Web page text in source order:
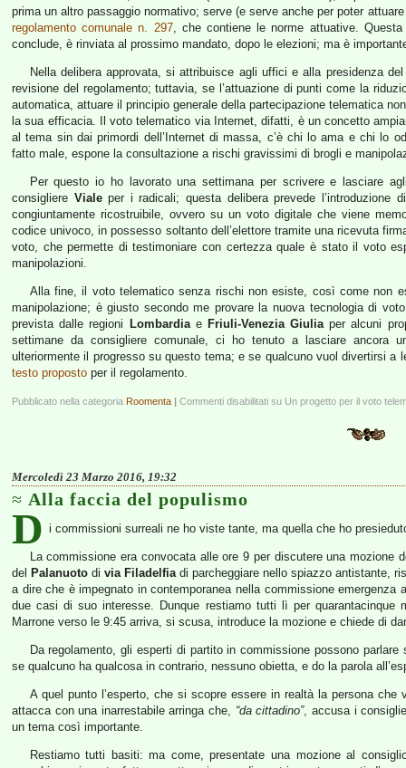
prima un altro passaggio normativo; serve (e serve anche per poter
regolamento comunale n. 297, che contiene le norme attuative.
conclude, è rinviata al prossimo mandato, dopo le elezioni; ma è
Nella delibera approvata, si attribuisce agli uffici e alla presidenza
revisione del regolamento; tuttavia, se l’attuazione di punti come la
automatica, attuare il principio generale della partecipazione telematica
la sua efficacia. Il voto telematico via Internet, difatti, è un concetto
al tema sin dai primordi dell’Internet di massa, c’è chi lo ama e chi lo
fatto male, espone la consultazione a rischi gravissimi di brogli e
Per questo io ho lavorato una settimana per scrivere e lasciare
consigliere Vialeper i radicali; questa delibera prevede l’introduzione
congiuntamente ricostruibile, ovvero su un voto digitale che viene
codice univoco, in possesso soltanto dell’elettore tramite una ricevuta
voto, che permette di testimoniare con certezza quale è stato il voto
manipolazioni.
Alla fine, il voto telematico senza rischi non esiste, così come non
manipolazione; è giusto secondo me provare la nuova tecnologia di
prevista dalle regioni
Lombardiae Friuli-Venezia Giuliaper alcuni
settimane da consigliere comunale, ci ho tenuto a lasciare ancora
ulteriormente il progresso su questo tema; e se qualcuno vuol divertirsi a
testo proposto per il regolamento.
Pubblicato nella categoria Roomenta | Commenti disabilitati su Un progetto per il voto
Mercoledì 23 Marzo 2016, 19:32
Alla faccia del populismo
D i commissioni surreali ne ho viste tante, ma quella che ho
La commissione era convocata alle ore 9 per discutere una mozione
del Palanuoto di via Filadelfiadi parcheggiare nello spiazzo antistante,
a dire che è impegnato in contemporanea nella commissione
due casi di suo interesse. Dunque restiamo tutti lì per
Marrone verso le 9:45 arriva, si scusa, introduce la mozione e chiede di
Da regolamento, gli esperti di partito in commissione possono
se qualcuno ha qualcosa in contrario, nessuno obietta, e do la parola
A quel punto l’esperto, che si scopre essere in realtà la persona
attacca con una inarrestabile arringa che, “da cittadino”, accusa i
un tema così importante.
Restiamo tutti basiti: ma come, presentate una mozione al